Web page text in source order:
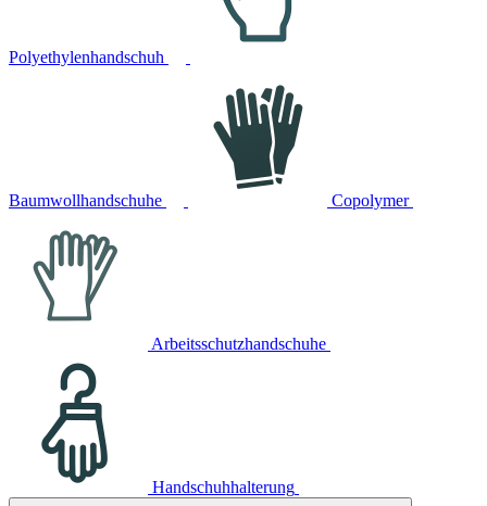
Polyethylenhandschuh
Baumwollhandschuhe Copolymer
Arbeitsschutzhandschuhe
Handschuhhalterung